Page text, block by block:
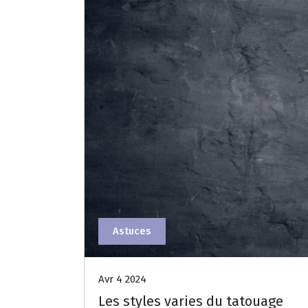
Astuces
Avr 4 2024
Les styles varies du tatouage